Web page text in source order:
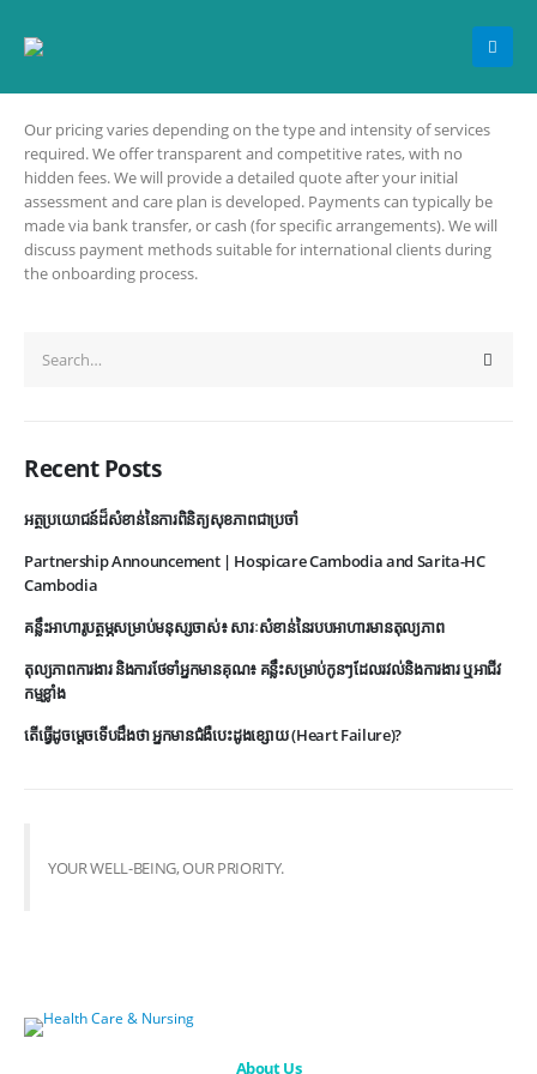
Our pricing varies depending on the type and intensity of services
required. We offer transparent and competitive rates, with no
hidden fees. We will provide a detailed quote after your initial
assessment and care plan is developed. Payments can typically be
made via bank transfer, or cash (for specific arrangements). We will
discuss payment methods suitable for international clients during
the onboarding process.
Recent Posts
អត្ថប្រយោជន៍ដ៏សំខាន់នៃការពិនិត្យសុខភាពជាប្រចាំ
Partnership Announcement | Hospicare Cambodia and Sarita-HC
Cambodia
គន្លឹះអាហារូបត្ថម្ភសម្រាប់មនុស្សចាស់៖ សារៈសំខាន់នៃរបបអាហារមានតុល្យភាព
តុល្យភាពការងារ និងការថែទាំអ្នកមានគុណ៖ គន្លឹះសម្រាប់កូនៗដែលរវល់និងការងារ ឬអាជីវ
កម្មខ្លាំង
តើធ្វើដូចម្តេចទើបដឹងថា អ្នកមានជំងឺបេះដូងខ្សោយ (Heart Failure)?
YOUR WELL-BEING, OUR PRIORITY.
About Us